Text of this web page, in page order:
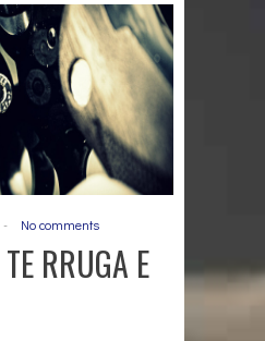
- No comments
RRUGA E